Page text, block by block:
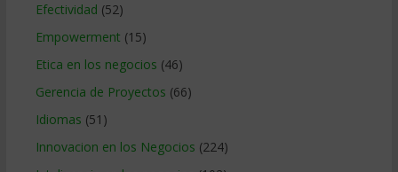
Efectividad (52)
Empowerment (15)
Etica en los negocios (46)
Gerencia de Proyectos (66)
Idiomas (51)
Innovacion en los Negocios (224)